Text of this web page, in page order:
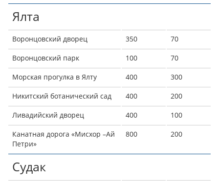
Ялта
Воронцовский дворец 350 70
Воронцовский парк 100 70
Морская прогулка в Ялту 400 300
Никитский ботанический сад 400 200
Ливадийский дворец 400 100
Канатная дорога «Мисхор –Ай
Петри»
800 200
Судак